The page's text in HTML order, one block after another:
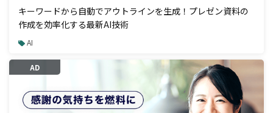
キーワードから自動でアウトラインを生成！プレゼン資料の
作成を効率化する最新AI技術
AI
AD